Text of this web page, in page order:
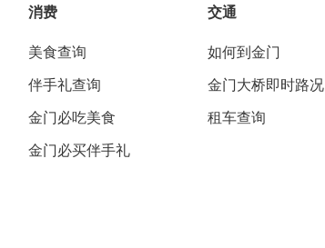
消费
美食查询
伴手礼查询
金门必吃美食
金门必买伴手礼
交通
如何到金门
金门大桥即时路况
租车查询